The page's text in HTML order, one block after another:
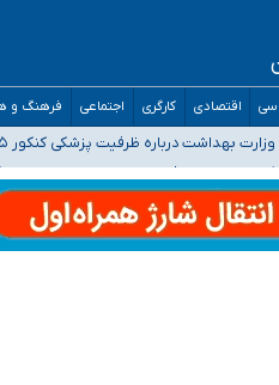
اقتصادی کارگری اجتماعی فرهنگ و
درباره ظرفیت پزشکی کنکور ۱۴۰۵: خواستار اصلاح ظرفیت‌ها هستیم، اما هنوز پاسخ مشخصی نگرفته‌ایم
آزمون ورودی دکترای تخصصی فرماندهی
با دغدغه نان، مسکن و بیمه
تنفسی در کشور/ خوزستان و کرمان